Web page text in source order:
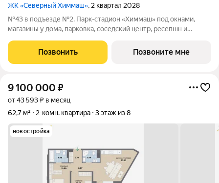
ЖК «Северный Химмаш», 2 квартал 2028
№43 в подъезде №2. Парк-стадион «Химмаш» под окнами,
магазины у дома, парковка, соседский центр, ресепшн и
Северном Химмаше это комфортные дома со всей
необходимой для жизни инфраструктурой,
Позвонить Позвоните мне
9 100 000 ₽
от 43 593 ₽ в месяц
62,7 м²
2-комн. квартира 3 этаж из 8
новостройка